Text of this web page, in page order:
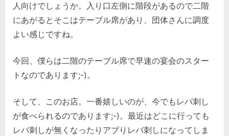
人向けでしょうか。入り口左側に階段があるので二階
にあがるとそこはテーブル席があり、団体さんに調度
よい感じですね。
今回、僕らは二階のテーブル席で早速の宴会のスター
トなのであります;-)。
そして、このお店。一番嬉しいのが、今でもレバ刺し
が食べられるのであります;-)。最近はどこに行っても
レバ刺しが無くなったりアブりレバ刺しになってしま